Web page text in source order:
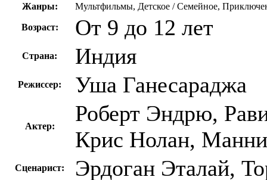
Жанры: Мультфильмы, Детское / Семейное,
Возраст: От 9 до 12 лет
Страна: Индия
Режиссер: Уша Ганесараджа
Актер:
Роберт Эндрю,
Крис Нолан,
Сценарист: Эрдоган Эталай,